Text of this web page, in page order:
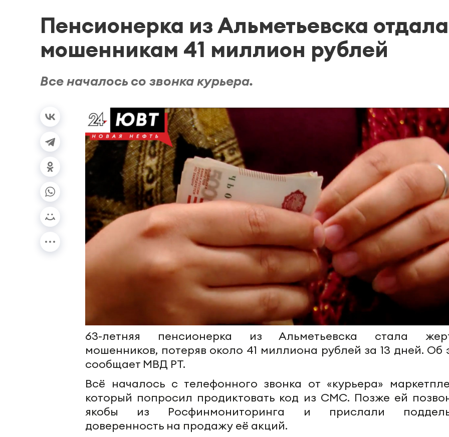
Пенсионерка из Альметьевска отдала
мошенникам 41 миллион рублей
Все началось со звонка курьера.
63-летняя пенсионерка из Альметьевска стала
мошенников, потеряв около 41 миллиона рублей за 13 дней. Об
сообщает МВД РТ.
Всё началось с телефонного звонка от «курьера»
который попросил продиктовать код из СМС. Позже ей
якобы из Росфинмониторинга и прислали
доверенность на продажу её акций.